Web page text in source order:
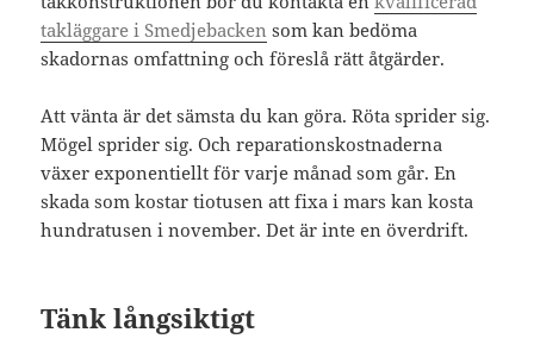
takläggare i Smedjebacken som kan bedöma
skadornas omfattning och föreslå rätt åtgärder.
Att vänta är det sämsta du kan göra. Röta sprider sig.
Mögel sprider sig. Och reparationskostnaderna
växer exponentiellt för varje månad som går. En
skada som kostar tiotusen att fixa i mars kan kosta
hundratusen i november. Det är inte en överdrift.
Tänk långsiktigt